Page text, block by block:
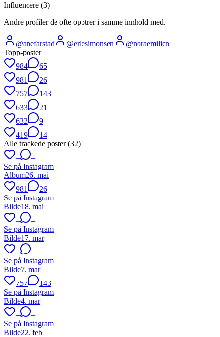
Influencere (3)
Andre profiler de ofte opptrer i samme innhold med.
@anefarstad @erlesimonsen @noraemilien
Topp-poster
984
65
981
26
757
143
633
21
632
9
419
14
Alle trackede poster (32)
–
–
Se på Instagram
Album26. mai
981
26
Se på Instagram
Bilde18. mai
–
–
Se på Instagram
Bilde17. mar
–
–
Se på Instagram
Bilde7. mar
757
143
Se på Instagram
Bilde4. mar
–
–
Se på Instagram
Bilde22. feb